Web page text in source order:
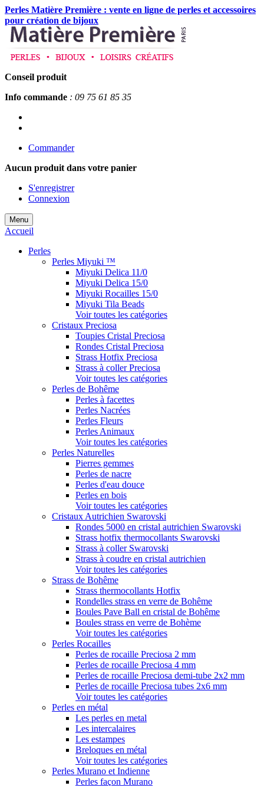
Perles Matière Première : vente en ligne de perles et accessoires
pour création de bijoux
Conseil produit
Info commande : 09 75 61 85 35
Commander
Aucun produit dans votre panier
S'enregistrer
Connexion
Menu
Accueil
Perles
Perles Miyuki ™
Miyuki Delica 11/0
Miyuki Delica 15/0
Miyuki Rocailles 15/0
Miyuki Tila Beads
Voir toutes les catégories
Cristaux Preciosa
Toupies Cristal Preciosa
Rondes Cristal Preciosa
Strass Hotfix Preciosa
Strass à coller Preciosa
Voir toutes les catégories
Perles de Bohême
Perles à facettes
Perles Nacrées
Perles Fleurs
Perles Animaux
Voir toutes les catégories
Perles Naturelles
Pierres gemmes
Perles de nacre
Perles d'eau douce
Perles en bois
Voir toutes les catégories
Cristaux Autrichien Swarovski
Rondes 5000 en cristal autrichien Swarovski
Strass hotfix thermocollants Swarovski
Strass à coller Swarovski
Strass à coudre en cristal autrichien
Voir toutes les catégories
Strass de Bohême
Strass thermocollants Hotfix
Rondelles strass en verre de Bohême
Boules Pave Ball en cristal de Bohême
Boules strass en verre de Bohème
Voir toutes les catégories
Perles Rocailles
Perles de rocaille Preciosa 2 mm
Perles de rocaille Preciosa 4 mm
Perles de rocaille Preciosa demi-tube 2x2 mm
Perles de rocaille Preciosa tubes 2x6 mm
Voir toutes les catégories
Perles en métal
Les perles en metal
Les intercalaires
Les estampes
Breloques en métal
Voir toutes les catégories
Perles Murano et Indienne
Perles façon Murano